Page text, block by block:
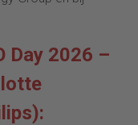
Day 2026 –